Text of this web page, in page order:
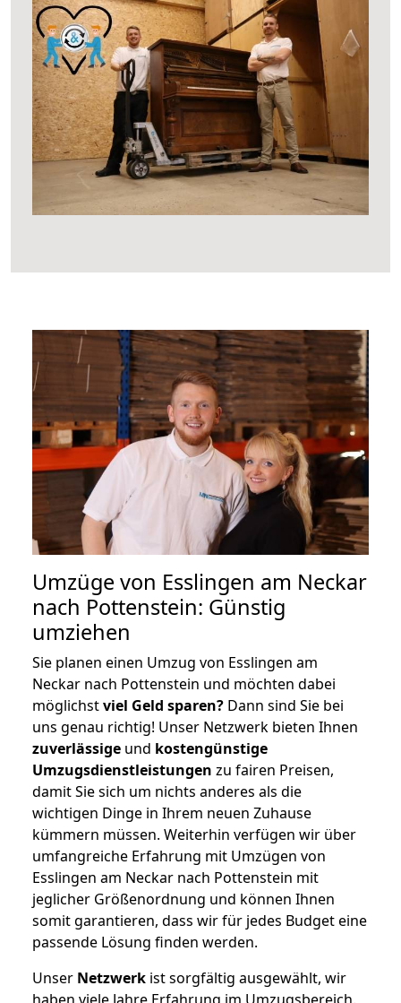
Umzüge von Esslingen am Neckar
nach Pottenstein: Günstig
umziehen
Sie planen einen Umzug von Esslingen am
Neckar nach Pottenstein und möchten dabei
möglichstviel Geld sparen? Dann sind Sie bei
uns genau richtig! Unser Netzwerk bieten Ihnen
zuverlässige und kostengünstige
Umzugsdienstleistungen zu fairen Preisen,
damit Sie sich um nichts anderes als die
wichtigen Dinge in Ihrem neuen Zuhause
kümmern müssen. Weiterhin verfügen wir über
umfangreiche Erfahrung mit Umzügen von
Esslingen am Neckar nach Pottenstein mit
jeglicher Größenordnung und können Ihnen
somit garantieren, dass wir für jedes Budget eine
passende Lösung finden werden.
Unser Netzwerk ist sorgfältig ausgewählt, wir